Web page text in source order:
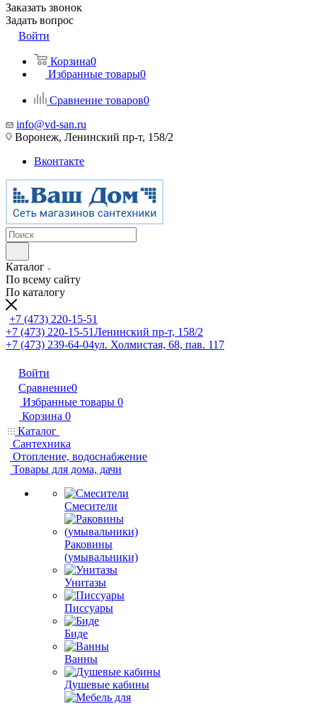
Заказать звонок
Задать вопрос
Войти
Корзина0
Избранные товары0
Сравнение товаров0
info@vd-san.ru
Воронеж, Ленинский пр-т, 158/2
Вконтакте
Каталог
По всему сайту
По каталогу
+7 (473) 220-15-51
+7 (473) 220-15-51Ленинский пр-т, 158/2
+7 (473) 239-64-04ул. Холмистая, 68, пав. 117
Войти
Сравнение0
Избранные товары 0
Корзина 0
Каталог
Сантехника
Отопление, водоснабжение
Товары для дома, дачи
Смесители
Раковины
(умывальники)
Унитазы
Писсуары
Биде
Ванны
Душевые кабины